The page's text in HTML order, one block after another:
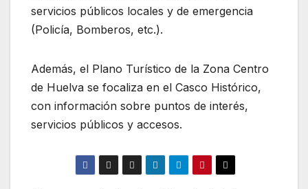
servicios públicos locales y de emergencia
(Policía, Bomberos, etc.).
Además, el Plano Turístico de la Zona Centro
de Huelva se focaliza en el Casco Histórico,
con información sobre puntos de interés,
servicios públicos y accesos.